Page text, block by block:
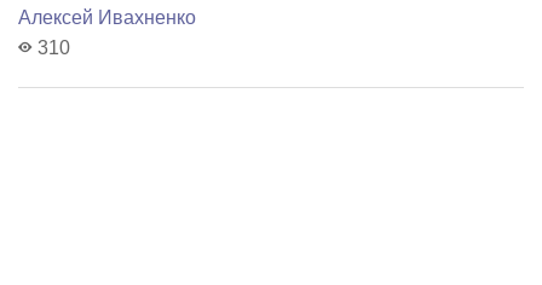
Алексей Ивахненко
310